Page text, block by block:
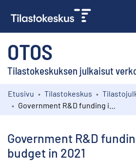
OTOS
Tilastokeskuksen julkaisut
Kokoelmat
Etusivu Tilastokeskus
Government R&D
budget in 2021